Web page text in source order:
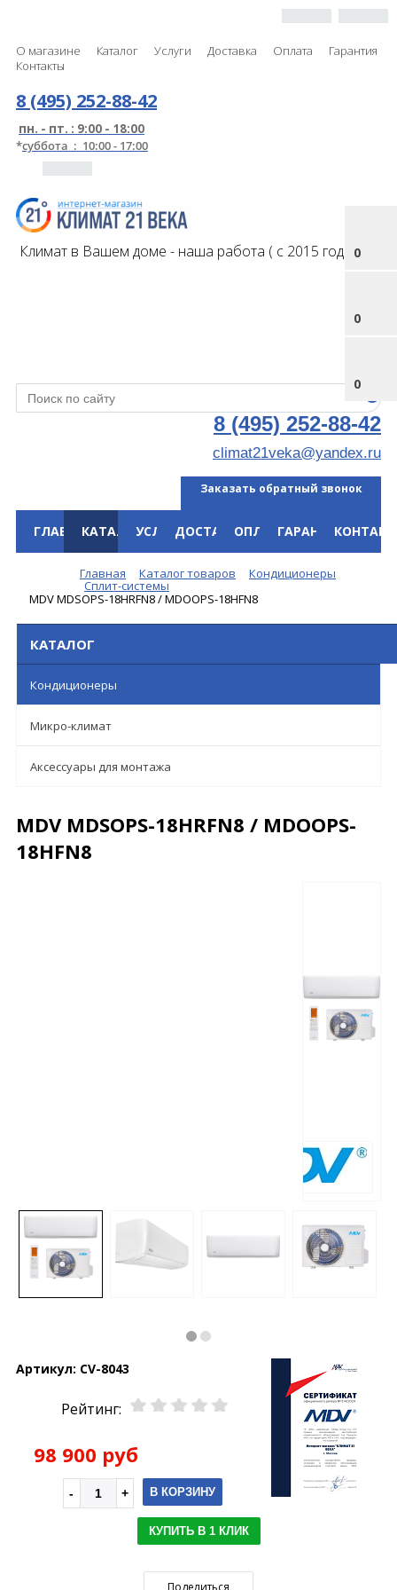
О магазине Каталог Услуги Доставка Оплата
Гарантия
Контакты
0
0
0
8 (495) 252-88-42
пн. - пт. : 9:00 - 18:00
*суббота : 10:00 - 17:00
Климат в Вашем доме - наша работа ( с 2015 года )
8 (495) 252-88-42
climat21veka@yandex.ru
Заказать обратный звонок
ГЛАВНАЯКАТАЛОГУСЛУГИДОСТАВКАОПЛАТАГАРАНТИЯ
Главная Каталог товаров Кондиционеры
Сплит-системы
MDV MDSOPS-18HRFN8 / MDOOPS-18HFN8
КАТАЛОГ
Кондиционеры
Микро-климат
Аксессуары для монтажа
MDV MDSOPS-18HRFN8 / MDOOPS-
18HFN8
Артикул: CV-8043
Рейтинг:
98 900 руб
В КОРЗИНУ
КУПИТЬ В 1 КЛИК
Поделиться